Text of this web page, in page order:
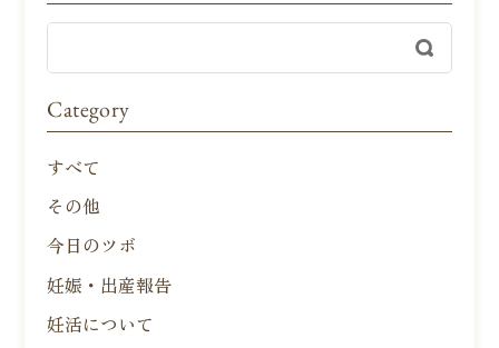
Category
すべて
その他
今日のツボ
妊娠・出産報告
妊活について